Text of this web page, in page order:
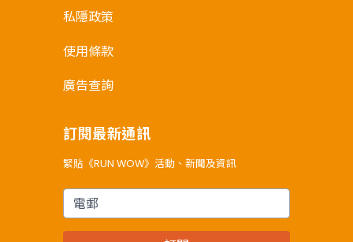
私隱政策
使用條款
廣告查詢
訂閱最新通訊
緊貼《RUN WOW》活動、新聞及資訊
電郵